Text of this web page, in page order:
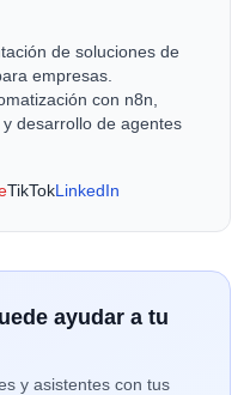
de soluciones de
empresas.
con n8n,
desarrollo de agentes
TikTokLinkedIn
ayudar a tu
y asistentes con tus